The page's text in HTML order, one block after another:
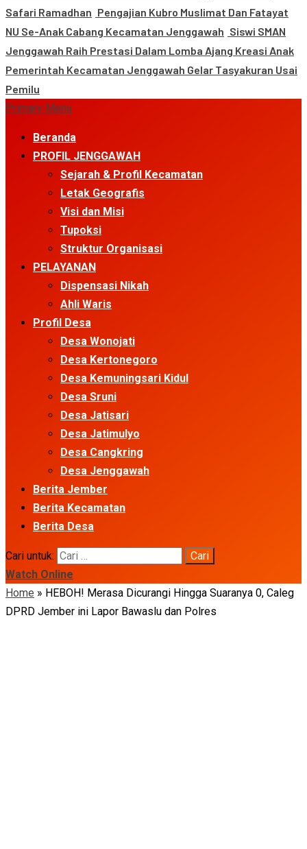
Safari Ramadhan Pengajian Kubro Muslimat Dan Fatayat
NU Se-Anak Cabang Kecamatan Jenggawah Siswi SMAN
Jenggawah Raih Prestasi Dalam Lomba Ajang Kreasi Anak
Pemerintah Kecamatan Jenggawah Gelar Tasyakuran Usai
Pemilu
Primary Menu
Beranda
PROFIL JENGGAWAH
Sejarah & Profil Kecamatan
Letak Geografis
Visi dan Misi
Tupoksi
Struktur Organisasi
PELAYANAN
Dispensasi Nikah
Ahli Waris
Profil Desa
Desa Wonojati
Desa Kertonegoro
Desa Kemuningsari Kidul
Desa Sruni
Desa Jatisari
Desa Jatimulyo
Desa Cangkring
Desa Jenggawah
Berita Jember
Berita Kecamatan
Berita Desa
Cari untuk:
Watch Online
Home » HEBOH! Merasa Dicurangi Hingga Suaranya 0, Caleg
DPRD Jember ini Lapor Bawaslu dan Polres